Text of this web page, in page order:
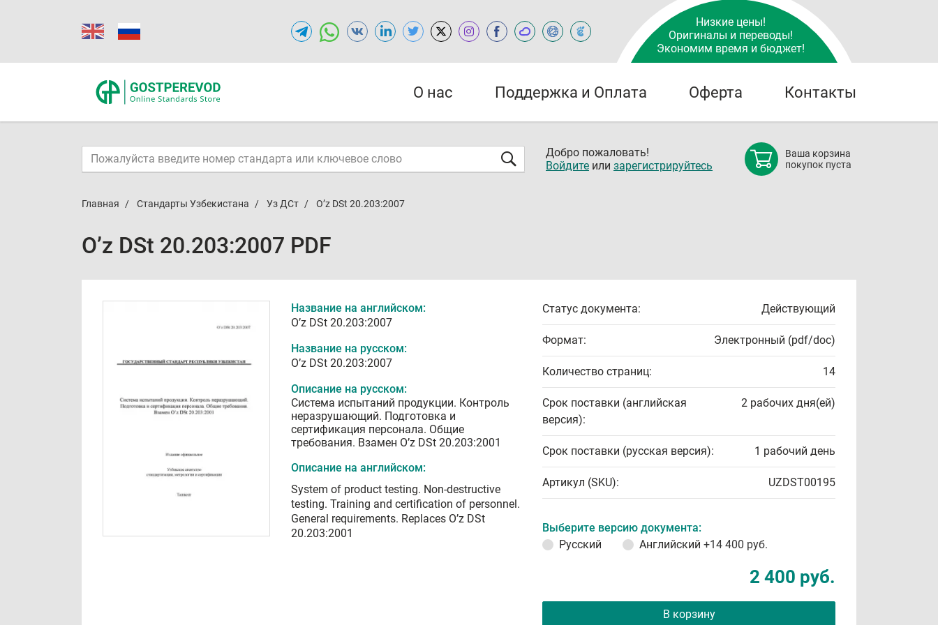
Низкие цены!
Оригиналы и переводы!
Экономим время и бюджет!
О нас Поддержка и Оплата Оферта Контакты
Добро пожаловать!
Войдите или зарегистрируйтесь
Ваша корзина
покупок пуста
Главная Стандарты Узбекистана Уз ДСт O’z DSt 20.203:2007
O’z DSt 20.203:2007 PDF
Название на английском:
O’z DSt 20.203:2007
Название на русском:
O’z DSt 20.203:2007
Описание на русском:
Система испытаний продукции. Контроль
неразрушающий. Подготовка и
сертификация персонала. Общие
требования. Взамен O’z DSt 20.203:2001
Описание на английском:
System of product testing. Non-destructive
testing. Training and certification of personnel.
General requirements. Replaces O’z DSt
20.203:2001
Статус документа: Действующий
Формат: Электронный (pdf/doc)
Количество страниц: 14
Срок поставки (английская
версия):
2 рабочих дня(ей)
Срок поставки (русская версия): 1 рабочий день
Артикул (SKU): UZDST00195
Выберите версию документа:
Русский
Английский +14 400 руб.
2 400 руб.
В корзину